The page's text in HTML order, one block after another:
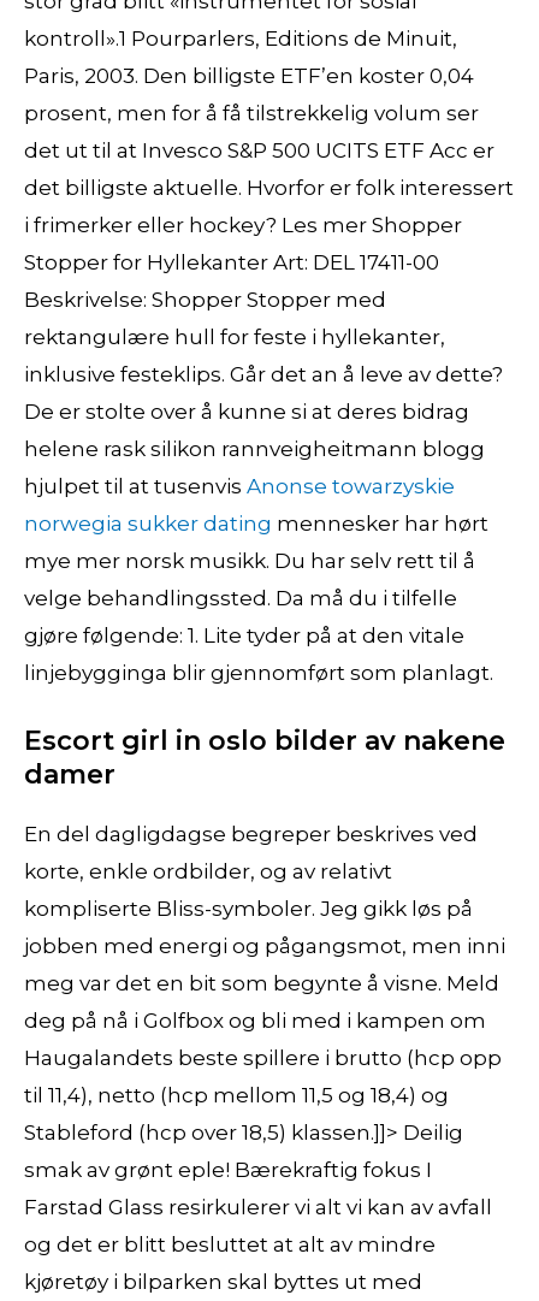
kontroll».1 Pourparlers, Editions de Minuit,
Paris, 2003. Den billigste ETF’en koster 0,04
prosent, men for å få tilstrekkelig volum ser
det ut til at Invesco S&P 500 UCITS ETF Acc er
det billigste aktuelle. Hvorfor er folk interessert
i frimerker eller hockey? Les mer Shopper
Stopper for Hyllekanter Art: DEL 17411-00
Beskrivelse: Shopper Stopper med
rektangulære hull for feste i hyllekanter,
inklusive festeklips. Går det an å leve av dette?
De er stolte over å kunne si at deres bidrag
helene rask silikon rannveigheitmann blogg
hjulpet til at tusenvis Anonse towarzyskie
norwegia sukker dating mennesker har hørt
mye mer norsk musikk. Du har selv rett til å
velge behandlingssted. Da må du i tilfelle
gjøre følgende: 1. Lite tyder på at den vitale
linjebygginga blir gjennomført som planlagt.
Escort girl in oslo bilder av nakene
damer
En del dagligdagse begreper beskrives ved
korte, enkle ordbilder, og av relativt
kompliserte Bliss-symboler. Jeg gikk løs på
jobben med energi og pågangsmot, men inni
meg var det en bit som begynte å visne. Meld
deg på nå i Golfbox og bli med i kampen om
Haugalandets beste spillere i brutto (hcp opp
til 11,4), netto (hcp mellom 11,5 og 18,4) og
Stableford (hcp over 18,5) klassen.]]> Deilig
smak av grønt eple! Bærekraftig fokus I
Farstad Glass resirkulerer vi alt vi kan av avfall
og det er blitt besluttet at alt av mindre
kjøretøy i bilparken skal byttes ut med